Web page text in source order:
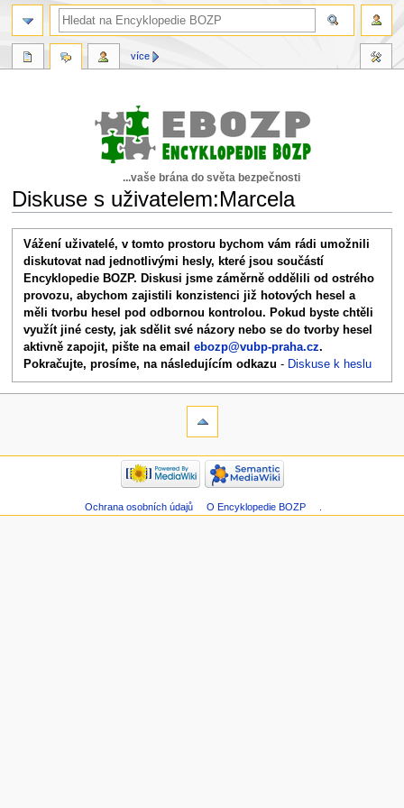
...vaše brána do světa bezpečnosti
Diskuse s uživatelem:Marcela
Skočit
Skočit
Vážení uživatelé, v tomto prostoru bychom vám rádi umožnili
diskutovat nad jednotlivými hesly, které jsou součástí
Encyklopedie BOZP. Diskusi jsme záměrně oddělili od ostrého
provozu, abychom zajistili konzistenci již hotových hesel a
měli tvorbu hesel pod odbornou kontrolou. Pokud byste chtěli
využít jiné cesty, jak sdělit své názory nebo se do tvorby hesel
aktivně zapojit, pište na emailebozp@vubp-praha.cz.
Pokračujte, prosíme, na následujícím odkazu - Diskuse k heslu
více
Ochrana osobních údajů O Encyklopedie BOZP